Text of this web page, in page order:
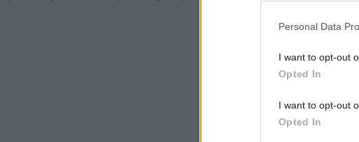
Personal Data
I want to opt-out
Opted In
I want to opt-out
Opted In